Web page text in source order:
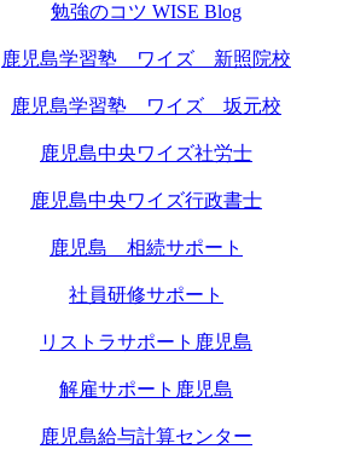
勉強のコツ WISE Blog
鹿児島学習塾 ワイズ 新照院校
鹿児島学習塾 ワイズ 坂元校
鹿児島中央ワイズ社労士
鹿児島中央ワイズ行政書士
鹿児島 相続サポート
社員研修サポート
リストラサポート鹿児島
解雇サポート鹿児島
鹿児島給与計算センター